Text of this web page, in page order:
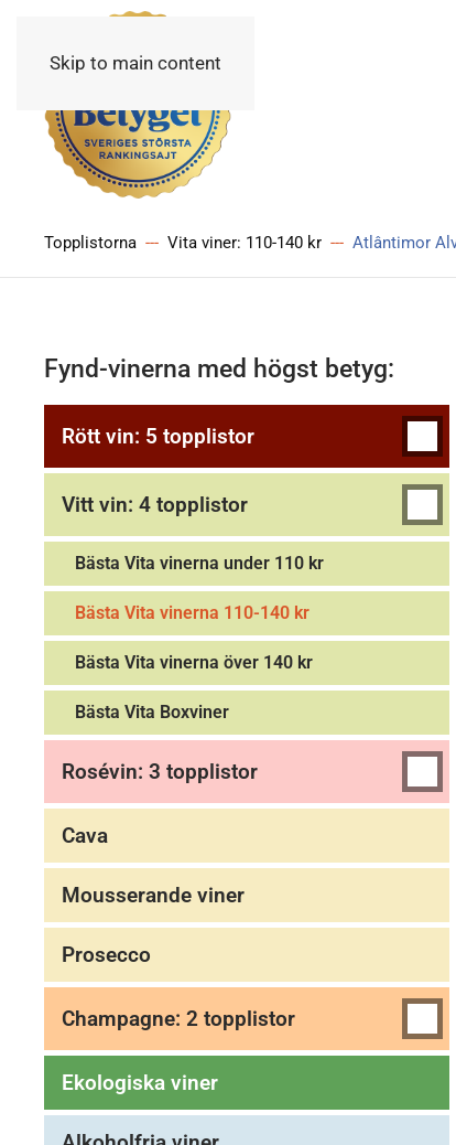
Skip to main content
Topplistorna Vita viner: 110-140 kr Atlântimor
Fynd-vinerna med högst betyg:
Rött vin: 5 topplistor
Vitt vin: 4 topplistor
Bästa Vita vinerna under 110 kr
Bästa Vita vinerna 110-140 kr
Bästa Vita vinerna över 140 kr
Bästa Vita Boxviner
Rosévin: 3 topplistor
Cava
Mousserande viner
Prosecco
Champagne: 2 topplistor
Ekologiska viner